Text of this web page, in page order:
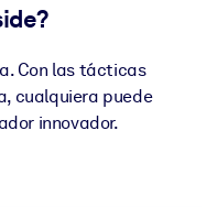
Con las tácticas
cualquiera puede
innovador.